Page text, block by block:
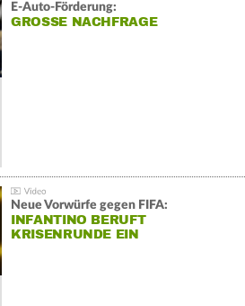
E-Auto-Förderung:
GROSSE NACHFRAGE
Neue Vorwürfe gegen FIFA:
INFANTINO BERUFT
KRISENRUNDE EIN